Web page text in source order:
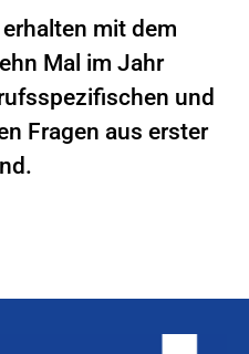
mit dem
Mal im Jahr
und
Fragen aus erster